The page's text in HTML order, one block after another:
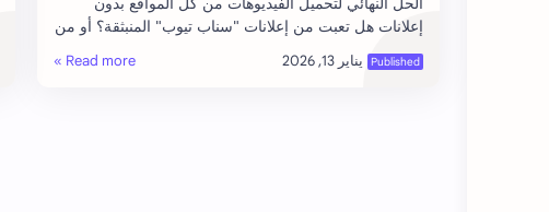
إعلانات ​هل تعبت من إعلانات "سناب تيوب" المنبثقة؟ أو من
المواقع التي تفتح صفحات مشبوهة…